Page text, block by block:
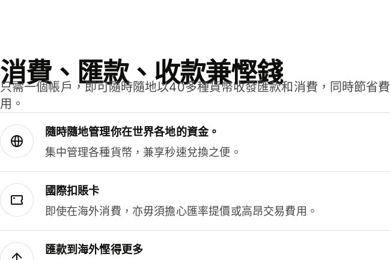
消費、匯款、收款兼慳錢
只需一個帳戶，即可隨時隨地以40多種貨幣收發匯款和消費，同時節省費
用。
隨時隨地管理你在世界各地的資金。
集中管理各種貨幣，兼享秒速兌換之便。
國際扣賬卡
即使在海外消費，亦毋須擔心匯率提價或高昂交易費用。
匯款到海外慳得更多